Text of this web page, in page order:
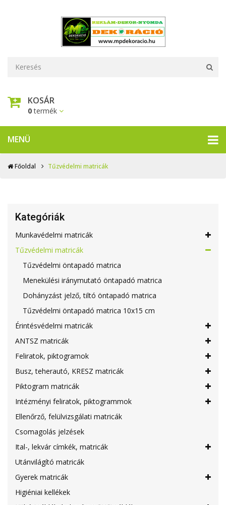
KOSÁR
0termék
MENÜ
Főoldal Tűzvédelmi matricák
Kategóriák
Munkavédelmi matricák
Tűzvédelmi matricák
Tűzvédelmi öntapadó matrica
Menekülési iránymutató öntapadó matrica
Dohányzást jelző, tiltó öntapadó matrica
Tűzvédelmi öntapadó matrica 10x15 cm
Érintésvédelmi matricák
ANTSZ matricák
Feliratok, piktogramok
Busz, teherautó, KRESZ matricák
Piktogram matricák
Intézményi feliratok, piktogrammok
Ellenőrző, felülvizsgálati matricák
Csomagolás jelzések
Ital-, lekvár címkék, matricák
Utánvilágító matricák
Gyerek matricák
Higiéniai kellékek